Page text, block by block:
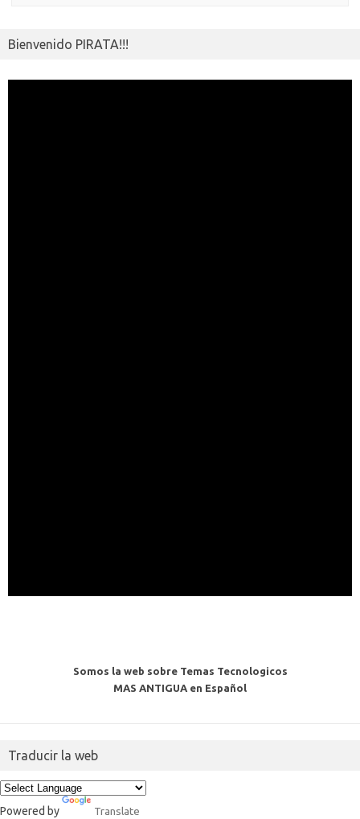
Bienvenido PIRATA!!!
Somos la web sobre Temas Tecnologicos
MAS ANTIGUA en Español
Traducir la web
Powered by Translate